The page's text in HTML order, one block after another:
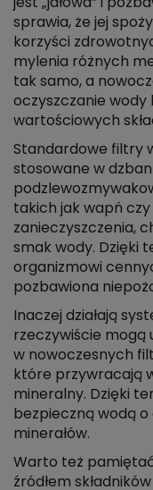
sprawia, że jej
korzyści
mylenia różnych
tak samo, a
oczyszczanie wody
wartościowych
Standardowe filtry
stosowane w
takich jak wapń czy
zanieczyszczenia,
smak wody. Dzięki
organizmowi
pozbawiona
Inaczej działają
rzeczywiście mogą
w nowoczesnych
które przywracają
mineralny. Dzięki
bezpieczną wodą
minerałów.
Warto też
źródłem